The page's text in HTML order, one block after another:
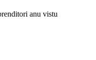
anu vistu